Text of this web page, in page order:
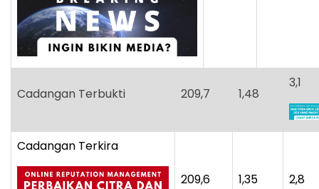
Cadangan Terbukti 209,7 1,48
3,1
Cadangan Terkira
209,6 1,35 2,8